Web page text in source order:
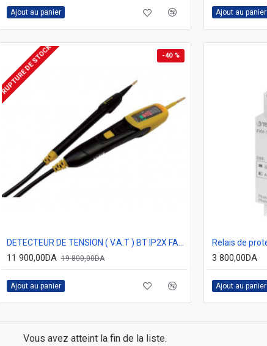
Ajout au panier Ajout au panier
-40 %
RUPTURE DE STOCK
DETECTEUR DE TENSION ( V.A.T ) BT IP2X FAMECA TAG780
11 900,00DA 19 800,00DA
Ajout au panier
3 800,00DA
Ajout au panier
Vous avez atteint la fin de la liste.